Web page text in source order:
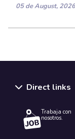
05 de August, 2026
Direct links
Trabaja con
nosotros.